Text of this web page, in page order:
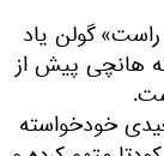
گولن یاد
هانچی پیش از
خودخواسته